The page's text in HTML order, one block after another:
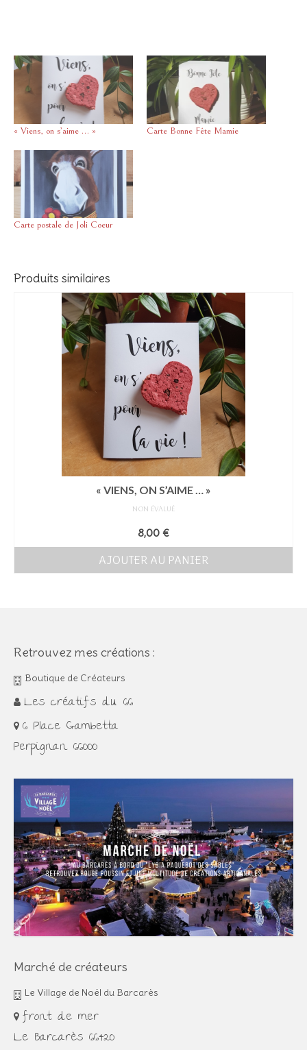
« Viens, on s’aime … » Carte Bonne Fête Mamie
Carte postale de Joli Coeur
Produits similaires
« VIENS, ON S’AIME … »
NON ÉVALUÉ
8,00 €
AJOUTER AU PANIER
Retrouvez mes créations :
Boutique de Créateurs
Les créatifs du 66
6 Place Gambetta
Perpignan 66000
Marché de créateurs
Le Village de Noël du Barcarès
front de mer
Le Barcarès 66420